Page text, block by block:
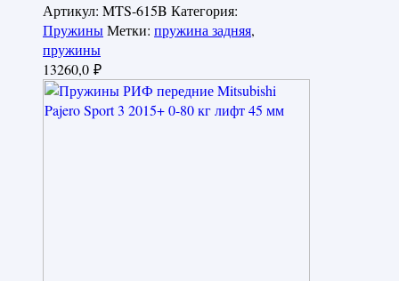
Артикул: MTS-615B Категория:
ПружиныМетки: пружина задняя,
пружины
13260,0 ₽